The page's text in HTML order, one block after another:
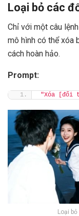
Loại bỏ các
Chỉ với một câu
mô hình có thể xóa
cách hoàn hảo.
Prompt:
"Xóa [đối
Loại